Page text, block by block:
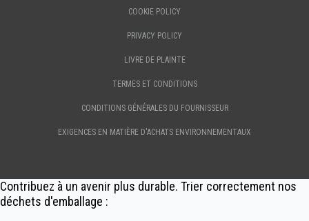
COOKIE POLICY
PRIVACY POLICY
LIVRE DE PLAINTE
TERMES ET CONDITIONS
CONDITIONS GÉNÉRALES DU FOURNISSEUR
EXIGENCES EN MATIÈRE D'ACHATS ENVIRONNEMENTAUX
Contribuez à un avenir plus durable. Trier correctement nos
déchets d'emballage :